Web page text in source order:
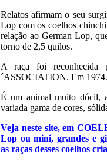
Relatos afirmam o seu
Lop com os coelhos
relação ao German Lop,
torno de 2,5 quilos.
A raça foi
´ASSOCIATION. Em 1974.
É um animal muito dócil,
variada gama de cores,
Veja neste site, em
Lop ou mini, grandes e
as raças desses coelhos